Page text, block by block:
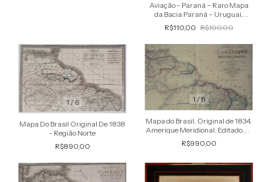
Aviação - Paraná – Raro Mapa
da Bacia Paraná – Uruguai,
Movimento de Aeroportos em
1952
R$110,00 R$190,00
1/6
Mapa Do Brasil Original De 1838
- Região Norte
R$890,00
1 /8
Mapa do Brasil, Original de 1834,
Amerique Meridional, Editado na
França
R$990,00